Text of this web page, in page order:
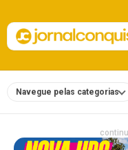
Navegue pelas categorias